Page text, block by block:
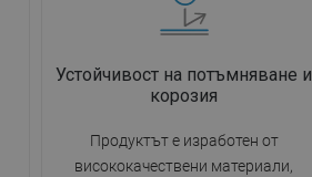
Устойчивост на потъмняване и
корозия
Продуктът е изработен от
висококачествени материали,